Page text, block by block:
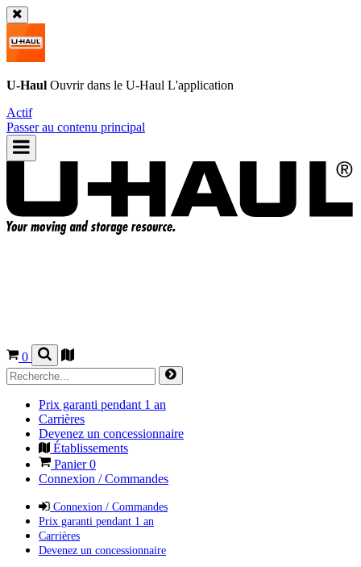
U-Haul Ouvrir dans le U-Haul L'application
Actif
Passer au contenu principal
0
Prix garanti pendant 1 an
Carrières
Devenez un concessionnaire
Établissements
Panier0
Connexion / Commandes
Connexion / Commandes
Prix garanti pendant 1 an
Carrières
Devenez un concessionnaire